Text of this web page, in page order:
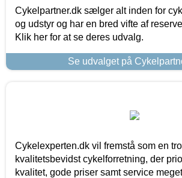
Cykelpartner.dk sælger alt inden for
og udstyr og har en bred vifte af
Klik her for at se deres udvalg.
Se udvalget på
Cykelexperten.dk vil fremstå som en
kvalitetsbevidst cykelforretning, der
kvalitet, gode priser samt service